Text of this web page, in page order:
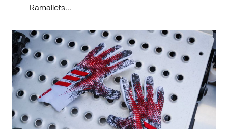
Ramallets...